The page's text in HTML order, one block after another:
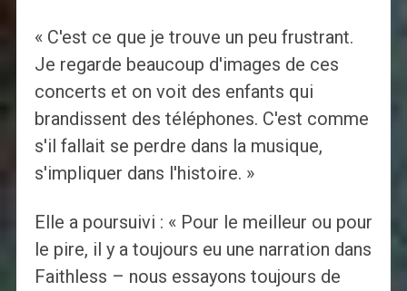
« C'est ce que je trouve un peu frustrant.
Je regarde beaucoup d'images de ces
concerts et on voit des enfants qui
brandissent des téléphones. C'est comme
s'il fallait se perdre dans la musique,
s'impliquer dans l'histoire. »
Elle a poursuivi : « Pour le meilleur ou pour
le pire, il y a toujours eu une narration dans
Faithless – nous essayons toujours de